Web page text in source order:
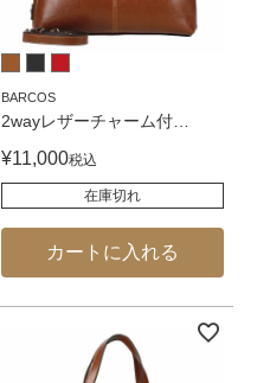
BARCOS
2wayレザーチャーム付
¥11,000税込
在庫切れ
カートに入れる